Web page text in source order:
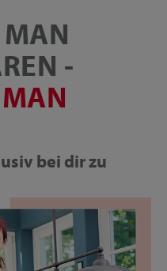
-
bei dir zu